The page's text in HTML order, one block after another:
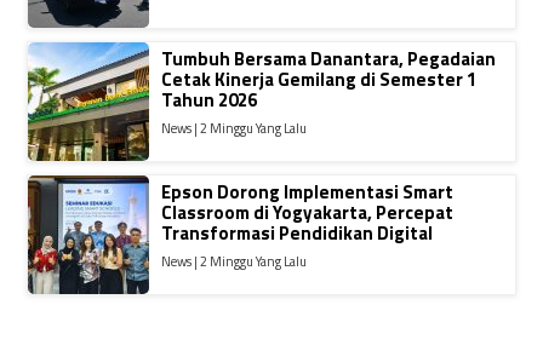
Tumbuh Bersama Danantara, Pegadaian
Cetak Kinerja Gemilang di Semester 1
Tahun 2026
News | 2 Minggu Yang Lalu
Epson Dorong Implementasi Smart
Classroom di Yogyakarta, Percepat
Transformasi Pendidikan Digital
News | 2 Minggu Yang Lalu